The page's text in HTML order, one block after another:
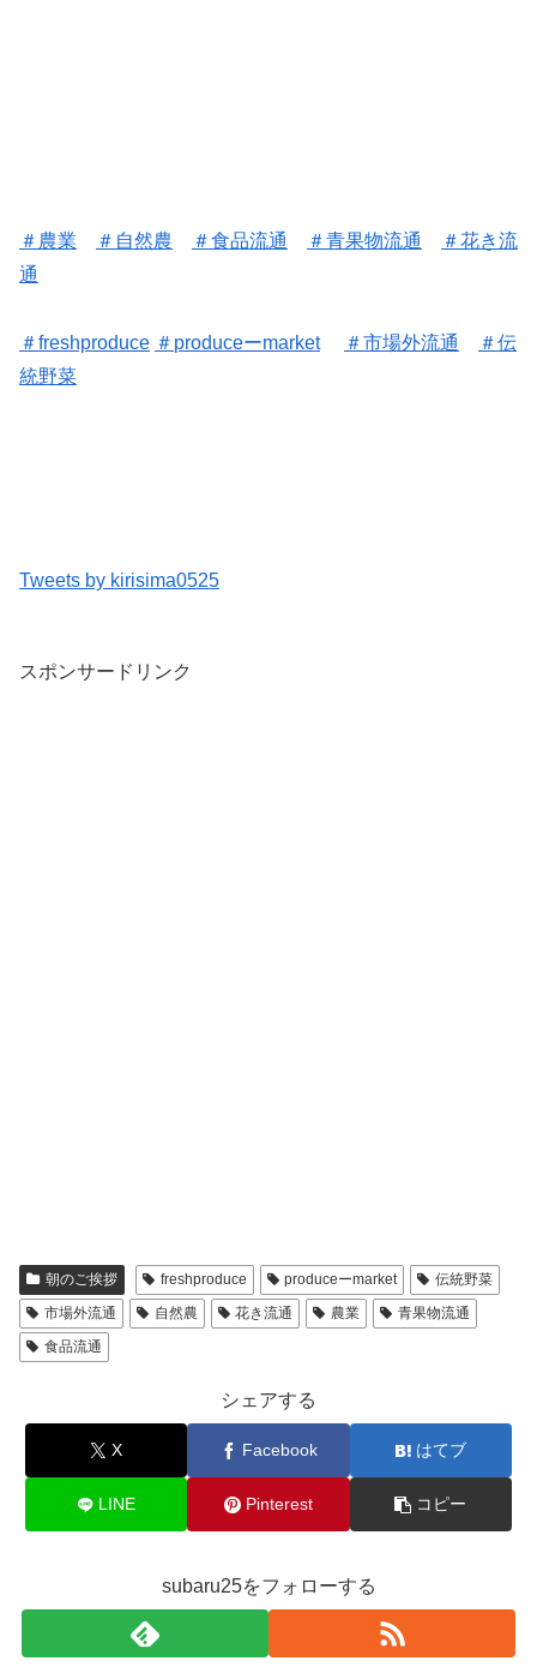
＃ 農業 ＃ 自然農 ＃食品流通 ＃青果物流通 ＃花き流
通
＃freshproduce ＃ produceーmarket ＃市場外流通 ＃伝
統野菜
Tweets by kirisima0525
スポンサードリンク
朝のご挨拶 freshproduce produceーmarket
伝統野菜
市場外流通
自然農 花き流通 農業
青果物流通
食品流通
シェアする
X Facebook はてブ
LINE Pinterest コピー
subaru25をフォローする